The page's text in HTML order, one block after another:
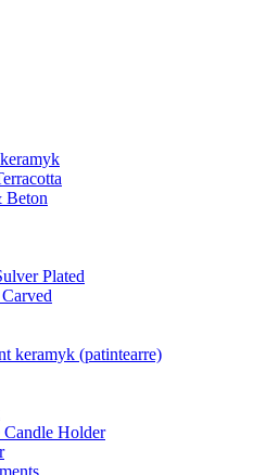
Beton
Plated
keramyk (patintearre)
Holder